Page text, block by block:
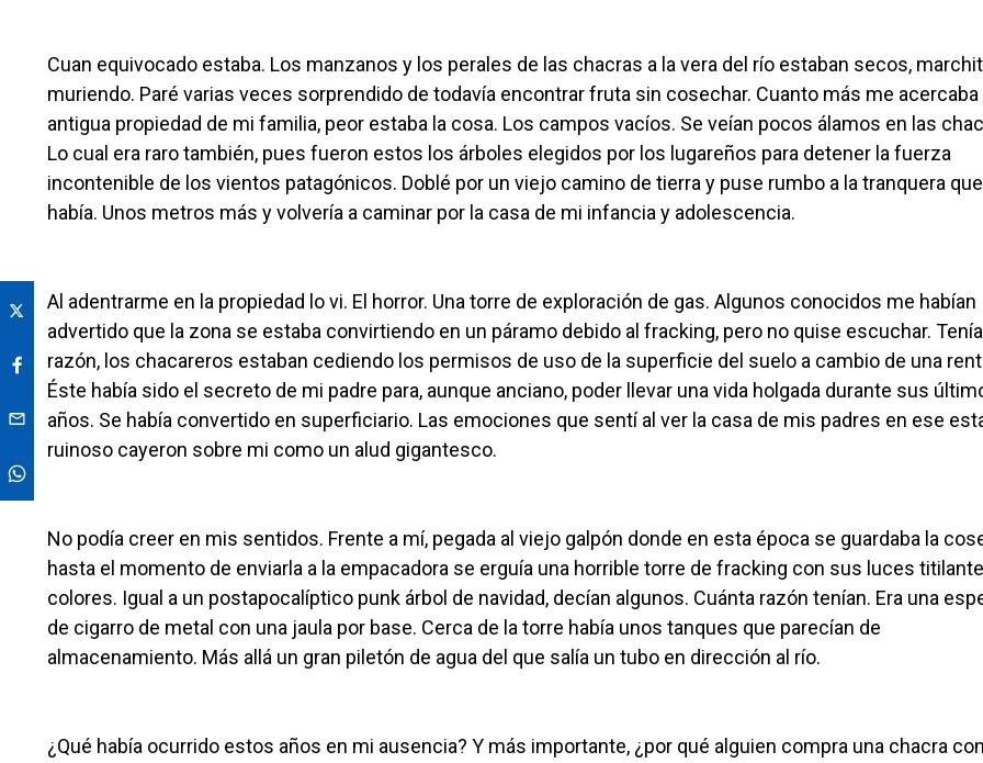
Cuan equivocado estaba. Los manzanos y los perales de las chacras a la vera del río estaban secos,
muriendo. Paré varias veces sorprendido de todavía encontrar fruta sin cosechar. Cuanto más me acercaba
antigua propiedad de mi familia, peor estaba la cosa. Los campos vacíos. Se veían pocos álamos en las
Lo cual era raro también, pues fueron estos los árboles elegidos por los lugareños para detener la fuerza
incontenible de los vientos patagónicos. Doblé por un viejo camino de tierra y puse rumbo a la tranquera
había. Unos metros más y volvería a caminar por la casa de mi infancia y adolescencia.
Al adentrarme en la propiedad lo vi. El horror. Una torre de exploración de gas. Algunos conocidos me habían
advertido que la zona se estaba convirtiendo en un páramo debido al fracking, pero no quise escuchar.
razón, los chacareros estaban cediendo los permisos de uso de la superficie del suelo a cambio de una
Éste había sido el secreto de mi padre para, aunque anciano, poder llevar una vida holgada durante sus
años. Se había convertido en superficiario. Las emociones que sentí al ver la casa de mis padres en ese
ruinoso cayeron sobre mi como un alud gigantesco.
No podía creer en mis sentidos. Frente a mí, pegada al viejo galpón donde en esta época se guardaba la
hasta el momento de enviarla a la empacadora se erguía una horrible torre de fracking con sus luces
colores. Igual a un postapocalíptico punk árbol de navidad, decían algunos. Cuánta razón tenían. Era una
de cigarro de metal con una jaula por base. Cerca de la torre había unos tanques que parecían de
almacenamiento. Más allá un gran piletón de agua del que salía un tubo en dirección al río.
¿Qué había ocurrido estos años en mi ausencia? Y más importante, ¿por qué alguien compra una chacra